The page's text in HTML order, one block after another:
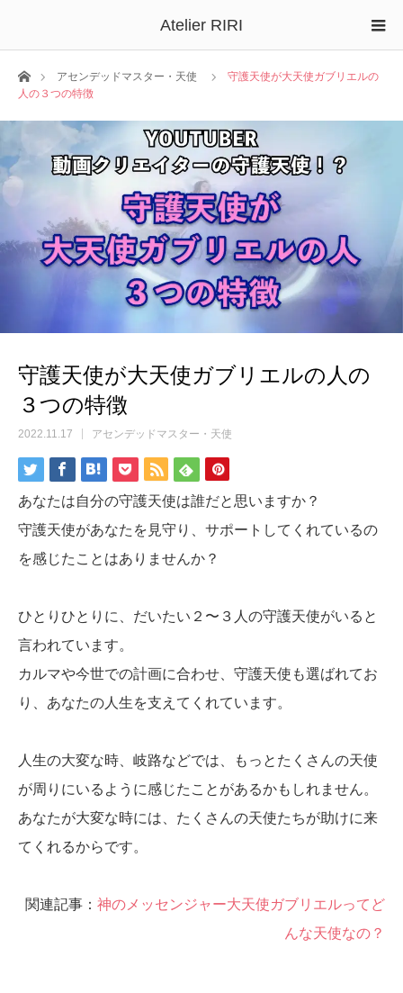
Atelier RIRI
ホームアセンデッドマスター・天使
守護天使が大天使ガブリエルの
人の３つの特徴
守護天使が大天使ガブリエルの人の
３つの特徴
2022.11.17 アセンデッドマスター・天使
あなたは自分の守護天使は誰だと思いますか？
守護天使があなたを見守り、サポートしてくれているの
を感じたことはありませんか？
ひとりひとりに、だいたい２〜３人の守護天使がいると
言われています。
カルマや今世での計画に合わせ、守護天使も選ばれてお
り、あなたの人生を支えてくれています。
人生の大変な時、岐路などでは、もっとたくさんの天使
が周りにいるように感じたことがあるかもしれません。
あなたが大変な時には、たくさんの天使たちが助けに来
てくれるからです。
関連記事： 神のメッセンジャー大天使ガブリエルってど
んな天使なの？